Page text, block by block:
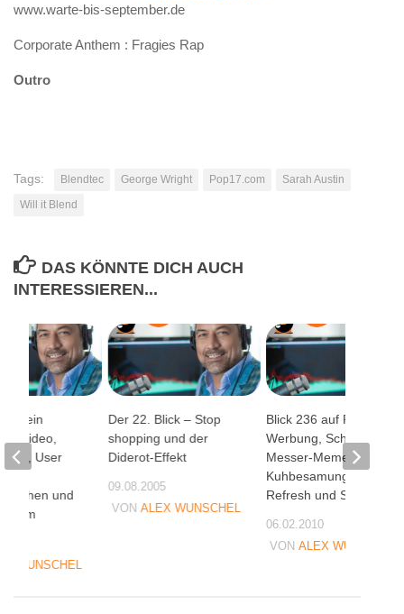
www.warte-bis-september.de
Corporate Anthem : Fragies Rap
Outro
Tags: Blendtec George Wright Pop17.com
Sarah Austin
Will it Blend
DAS KÖNNTE DICH AUCH
INTERESSIEREN...
Der 22. Blick – Stop
shopping und der
Diderot-Effekt
09.08.2005
VON ALEX WUNSCHEL
Blick 236 auf Podcast-
Werbung, Schweizer
Messer-Meme,
Kuhbesamung, Pepsi
Refresh und Solvis
06.02.2010
VONALEX WUNSCHEL
auf ein
Video,
User
und
WUNSCHEL